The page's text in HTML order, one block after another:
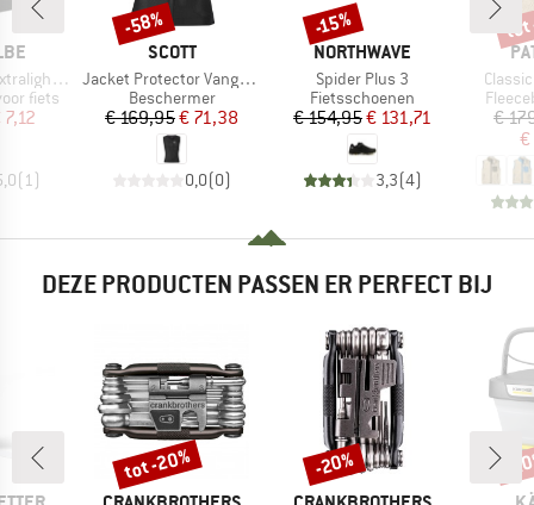
62-584 SV
fiets
prijs
( 1)
MERK
SCOTT
Artikel
Jacket Protector Vanguard Evo
Productgroep
Beschermer
Prijs
€ 169,95Verlaagde prijs
€ 71,38
0,0(0)
Korting
-58%
MERK
NORTHWAVE
Artikel
Spider Plus 3
Productgroep
Fietsschoenen
Prijs
€ 154,95Verlaagde prijs
€ 131,71
3,3(4)
Korting
-15%
Artikel
€
€
tot
DEZE PRODUCTEN PASSEN ER PERFECT BIJ
Korting
tot -20% Korting
-20% -